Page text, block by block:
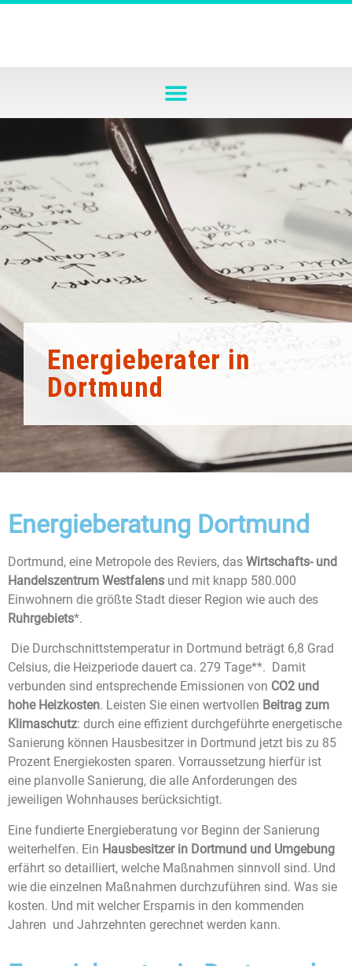
Energieberater in
Dortmund
Energieberatung Dortmund
Dortmund, eine Metropole des Reviers, das Wirtschafts- und
Handelszentrum Westfalens und mit knapp 580.000
Einwohnern die größte Stadt dieser Region wie auch des
Ruhrgebiets*.
Die Durchschnittstemperatur in Dortmund beträgt 6,8 Grad
Celsius, die Heizperiode dauert ca. 279 Tage**. Damit
verbunden sind entsprechende Emissionen von CO2 und
hohe Heizkosten. Leisten Sie einen wertvollen Beitrag zum
Klimaschutz: durch eine effizient durchgeführte energetische
Sanierung können Hausbesitzer in Dortmund jetzt bis zu 85
Prozent Energiekosten sparen. Vorraussetzung hierfür ist
eine planvolle Sanierung, die alle Anforderungen des
jeweiligen Wohnhauses berücksichtigt.
Eine fundierte Energieberatung vor Beginn der Sanierung
weiterhelfen. Ein Hausbesitzer in Dortmund und Umgebung
erfährt so detailliert, welche Maßnahmen sinnvoll sind. Und
wie die einzelnen Maßnahmen durchzuführen sind. Was sie
kosten. Und mit welcher Ersparnis in den kommenden
Jahren und Jahrzehnten gerechnet werden kann.